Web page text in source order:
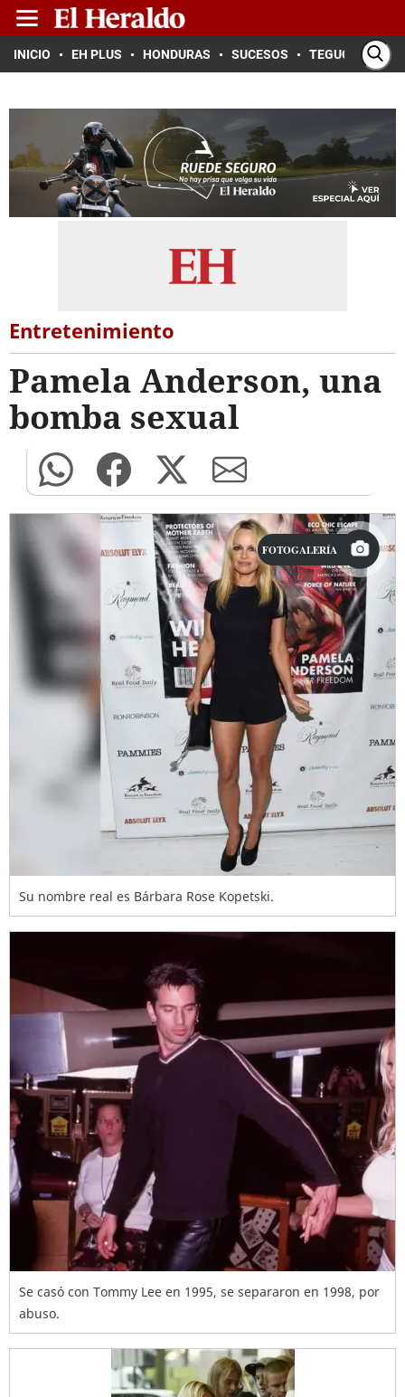
INICIO EH PLUS HONDURAS SUCESOS TEGUCIGALPA
Entretenimiento
Pamela Anderson, una
bomba sexual
FOTOGALERÍA
Su nombre real es Bárbara Rose Kopetski.
Se casó con Tommy Lee en 1995, se separaron en 1998, por
abuso.